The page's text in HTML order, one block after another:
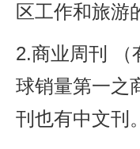
区工作和旅游
2.商业周刊 （
球销量第一之
刊也有中文刊。